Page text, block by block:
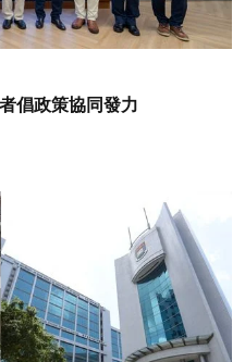
倡政策協同發力